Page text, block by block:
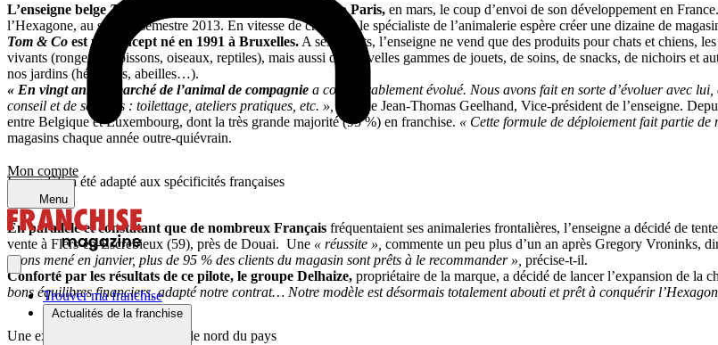
Mon compte
Menu
Trouver ma franchise
Actualités de la franchise
L’enseigne belgeTom & Co donnera sur Franchise Expo Paris, en mars, le coup d’envoi de son développement en
l’Hexagone, au second semestre 2013. En vitesse de croisière, le spécialiste de l’animalerie espère créer une dizaine de
Tom & Co est un concept né en 1991 à Bruxelles. A ses débuts, l’enseigne ne vend que des produits pour chats et chiens,
vivants (rongeurs, poissons, oiseaux, reptiles), mais aussi de nouvelles gammes de jouets, de soins, de snacks, de nichoirs et
nos jardins (hérissons, abeilles…).
« En vingt ans, le marché de l’animal de compagnie a considérablement évolué. Nous avons fait en sorte d’évoluer avec
conseil et de services : toilettage, ateliers pratiques, etc. », résume Jean-Thomas Geelhand, Vice-président de l’enseigne.
entre Belgique et Luxembourg, dont la très grande majorité (95 %) en franchise. « Cette formule de déploiement fait partie de
magasins chaque année outre-quiévrain.
Le modèle a été adapté aux spécificités françaises
En parallèle et constatant que de nombreux Français fréquentaient ses animaleries frontalières, l’enseigne a décidé de
vente à Flers-en-Escrebieux (59), près de Douai. Une « réussite », commente un peu plus d’un an après Gregory Vroninks,
avons mené en janvier, plus de 95 % des clients du magasin sont prêts à le recommander », précise-t-il.
Conforté par les résultats de ce pilote, le groupe Delhaize, propriétaire de la marque, a décidé de lancer l’expansion de la
bons équilibres financiers, adapté notre contrat… Notre modèle est désormais totalement abouti et prêt à conquérir
Une expansion qui débutera par le nord du pays